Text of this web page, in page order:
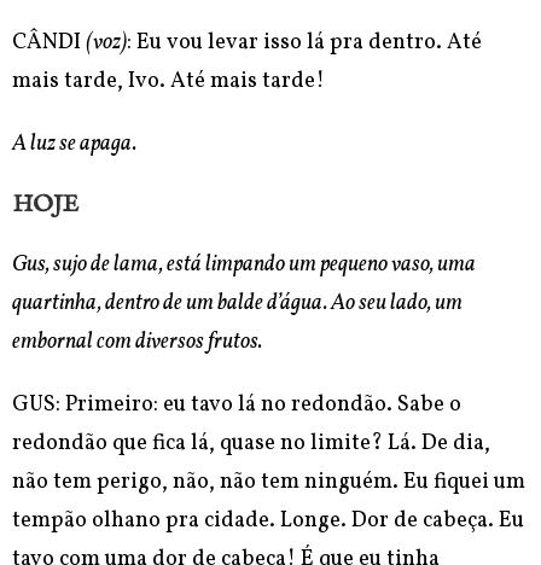
CÂNDI (voz): Eu vou levar isso lá pra dentro. Até
mais tarde, Ivo. Até mais tarde!
A luz se apaga.
HOJE
Gus, sujo de lama, está limpando um pequeno vaso, uma
quartinha, dentro de um balde d’água. Ao seu lado, um
embornal com diversos frutos.
GUS: Primeiro: eu tavo lá no redondão. Sabe o
redondão que fica lá, quase no limite? Lá. De dia,
não tem perigo, não, não tem ninguém. Eu fiquei um
tempão olhano pra cidade. Longe. Dor de cabeça. Eu